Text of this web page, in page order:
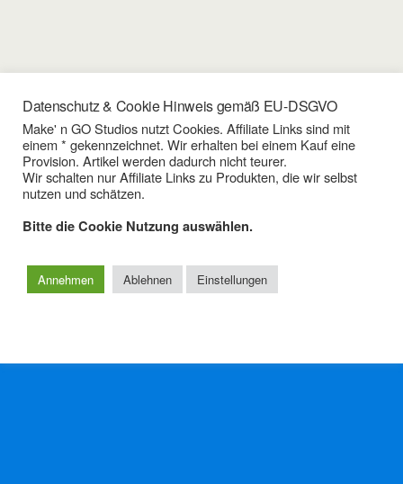
14/04/2022
Trailer – Make’n GOs Podcast
Märchenstunde
KEINE ANTWORT
Zum Seitenanfang
Datenschutz & Cookie Hinweis gemäß EU-DSGVO
Make' n GO Studios nutzt Cookies. Affiliate Links sind mit
einem * gekennzeichnet. Wir erhalten bei einem Kauf eine
Provision. Artikel werden dadurch nicht teurer.
Wir schalten nur Affiliate Links zu Produkten, die wir selbst
nutzen und schätzen.
Bitte die Cookie Nutzung auswählen.
Annehmen Ablehnen Einstellungen